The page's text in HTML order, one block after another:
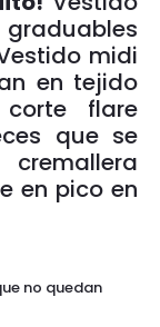
midi
en tejido
flare
que se
en pico en
no quedan